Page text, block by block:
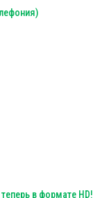
в формате HD!